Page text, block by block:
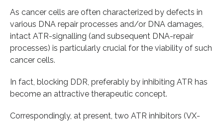
As cancer cells are often characterized by defects in
various DNA repair processes and/or DNA damages,
intact ATR-signalling (and subsequent DNA-repair
processes) is particularly crucial for the viability of such
cancer cells.
In fact, blocking DDR, preferably by inhibiting ATR has
become an attractive therapeutic concept.
Correspondingly, at present, two ATR inhibitors (VX-